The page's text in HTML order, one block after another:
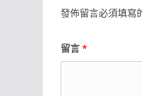
發佈留言必須填寫
留言*